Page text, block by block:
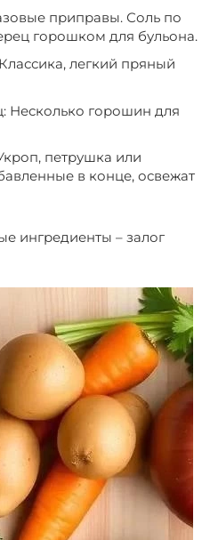
приправы. Соль по
горошком для бульона.
легкий пряный
Несколько горошин для
петрушка или
в конце, освежат
ингредиенты – залог